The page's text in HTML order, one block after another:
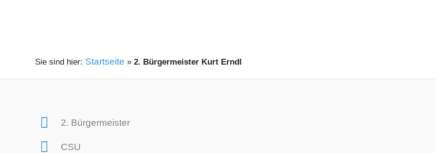
Startseite » 2. Bürgermeister Kurt Erndl
2. Bürgermeister
CSU